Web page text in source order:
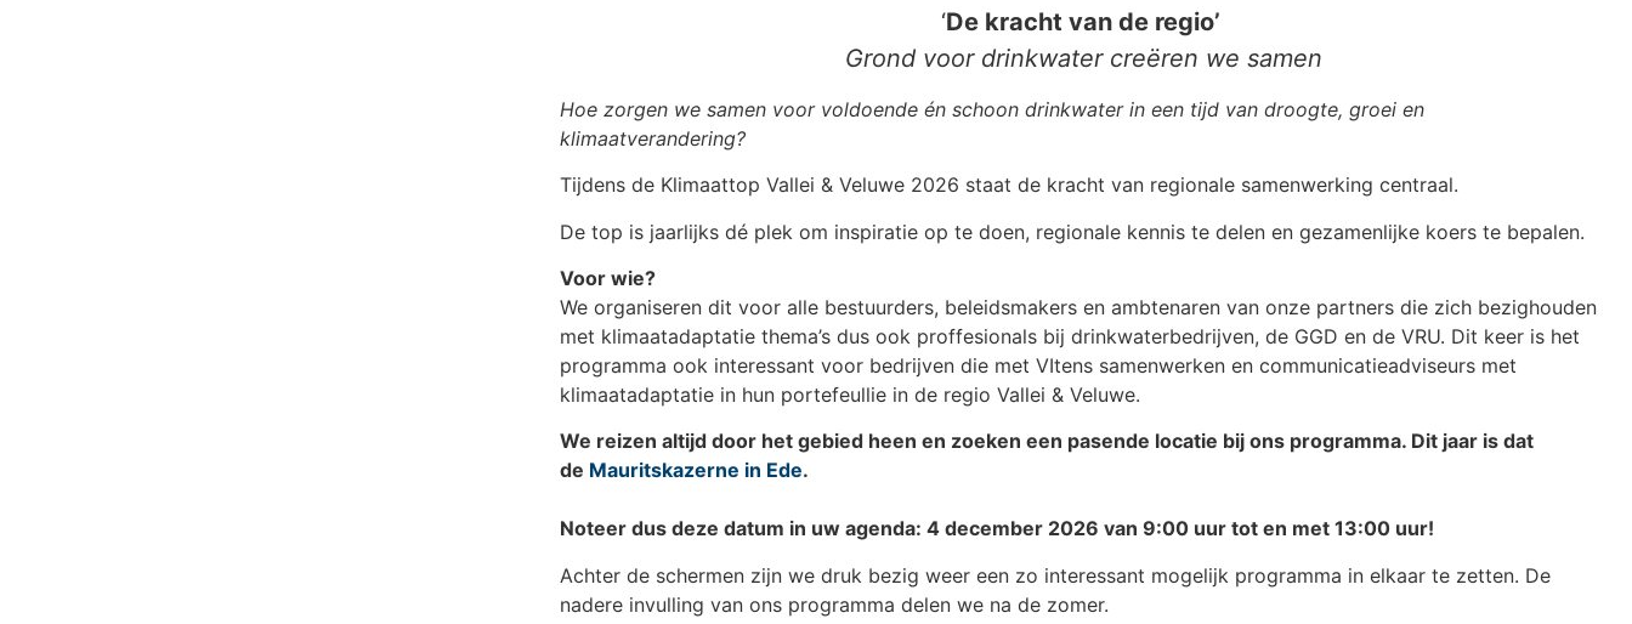
‘De kracht van de regio’
Grond voor drinkwater creëren we samen
Hoe zorgen we samen voor voldoende én schoon drinkwater in een tijd van droogte, groei en
klimaatverandering?
Tijdens de Klimaattop Vallei & Veluwe 2026 staat de kracht van regionale samenwerking centraal.
De top is jaarlijks dé plek om inspiratie op te doen, regionale kennis te delen en gezamenlijke koers te bepalen.
Voor wie?
We organiseren dit voor alle bestuurders, beleidsmakers en ambtenaren van onze partners die zich bezighouden
met klimaatadaptatie thema’s dus ook proffesionals bij drinkwaterbedrijven, de GGD en de VRU. Dit keer is het
programma ook interessant voor bedrijven die met VItens samenwerken en communicatieadviseurs met
klimaatadaptatie in hun portefeullie in de regio Vallei & Veluwe.
We reizen altijd door het gebied heen en zoeken een pasende locatie bij ons programma. Dit jaar is dat
de Mauritskazerne in Ede.
Noteer dus deze datum in uw agenda: 4 december 2026 van 9:00 uur tot en met 13:00 uur!
Achter de schermen zijn we druk bezig weer een zo interessant mogelijk programma in elkaar te zetten. De
nadere invulling van ons programma delen we na de zomer.